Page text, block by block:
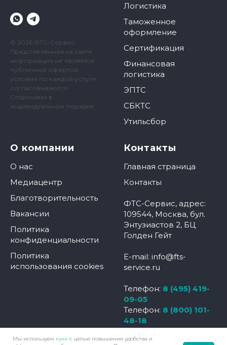
Мы используем куки с целью повышения удобства и
© 2026 ФТС-Сервис
Представленная на сайте
информация не является
публичной офертой,
условия по каждой услуге
согласовываются
Сторонами в
индивидуальном порядке
Логистика
Таможенное
оформление
Сертификация
Финансовая
логистика
ЭПТС
СБКТС
Утильсбор
О компании
О нас
Медиацентр
Благотворительность
Вакансии
Политика
конфиденциальности
Политика
использования cookies
Контакты
Главная страница
Контакты
ФТС-Сервис, адрес:
109544, Москва, бул.
Энтузиастов 2, БЦ
Голден Гейт
E-mail: info@fts-
service.ru
Телефон: 8 (495) 419-
09-05
Телефон: 8 (800) 101-
48-18